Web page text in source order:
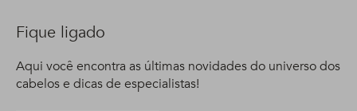
Fique ligado
Aqui você encontra as últimas novidades do universo dos
cabelos e dicas de especialistas!